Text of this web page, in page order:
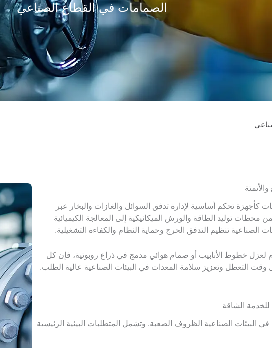
الصمامات في القطاع الصناعي
تحكم أساسية لإدارة تدفق السوائل والغازات والبخار عبر
توليد الطاقة والورش الميكانيكية إلى المعالجة الكيميائية
الصناعية تنظيم التدفق الحرج وحماية النظام والكفاءة التشغيلية.
خطوط الأنابيب أو صمام هوائي مدمج في ذراع روبوتية، فإن كل
وقت التعطل وتعزيز سلامة المعدات في البيئات الصناعية عالية الطلب.
للخدمة الشاقة
الصناعية الظروف الصعبة. وتشمل المتطلبات البيئية الرئيسية